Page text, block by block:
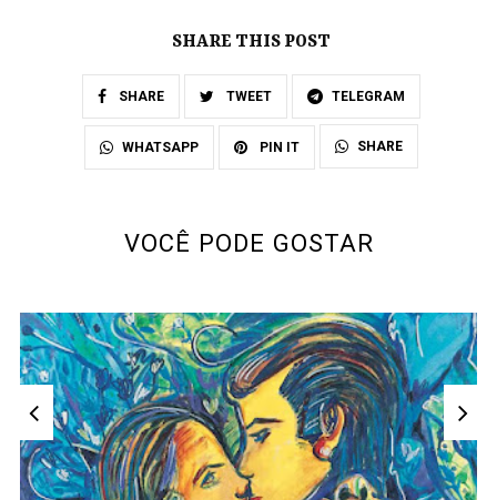
SHARE THIS POST
SHARE TWEET TELEGRAM
WHATSAPP PIN IT SHARE
VOCÊ PODE GOSTAR